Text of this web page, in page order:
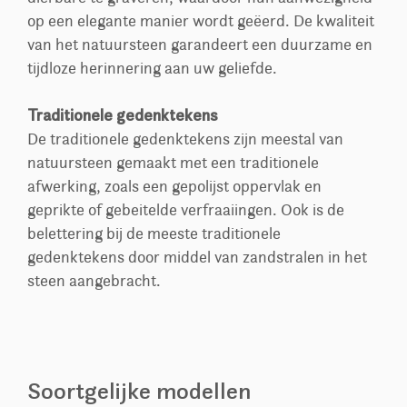
op een elegante manier wordt geëerd. De kwaliteit
van het natuursteen garandeert een duurzame en
tijdloze herinnering aan uw geliefde.
Traditionele gedenktekens
De traditionele gedenktekens zijn meestal van
natuursteen gemaakt met een traditionele
afwerking, zoals een gepolijst oppervlak en
geprikte of gebeitelde verfraaiingen. Ook is de
belettering bij de meeste traditionele
gedenktekens door middel van zandstralen in het
steen aangebracht.
Soortgelijke modellen